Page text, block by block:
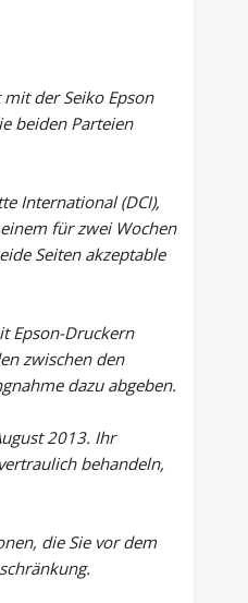
der Seiko Epson
beiden Parteien
International (DCI),
für zwei Wochen
Seiten akzeptable
Epson-Druckern
zwischen den
dazu abgeben.
2013. Ihr
behandeln,
die Sie vor dem